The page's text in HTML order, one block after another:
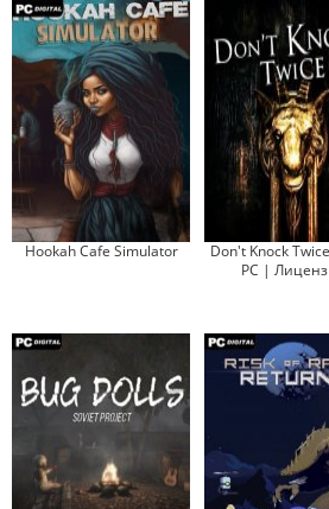
Hookah Cafe Simulator
Don't Knock
PC |